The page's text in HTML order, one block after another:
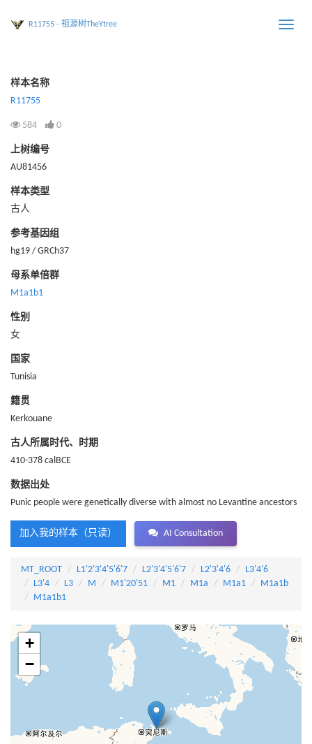
Toggle
R11755 - 祖源树TheYtree
样本名称
R11755
584 0
上树编号
AU81456
样本类型
古人
参考基因组
hg19 / GRCh37
母系单倍群
M1a1b1
性别
女
国家
Tunisia
籍贯
Kerkouane
古人所属时代、时期
410-378 calBCE
数据出处
Punic people were genetically diverse with almost no Levantine ancestors
加入我的样本（只读） AI Consultation
MT_ROOT L1'2'3'4'5'6'7 L2'3'4'5'6'7 L2'3'4'6
L3'4'6
L3'4
L3 M M1'20'51 M1 M1a M1a1
M1a1b
M1a1b1
+
−